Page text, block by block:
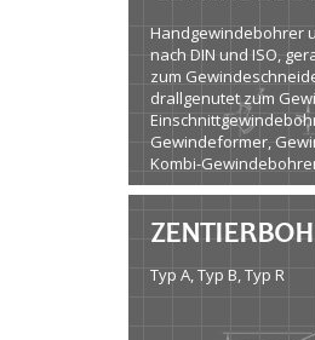
Handgewindebohrer
nach DIN und ISO,
zum
drallgenutet zum
Gewindeformer,
Kombi-
Typ A, Typ B, Typ R